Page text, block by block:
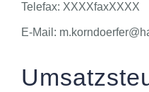
Telefax: XXXXfaxXXXX
E-Mail: